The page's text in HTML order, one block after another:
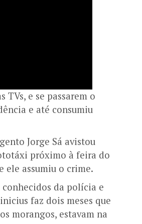
TVs, e se passarem o
e até consumiu
Jorge Sá avistou
próximo à feira do
ele assumiu o crime.
conhecidos da polícia e
faz dois meses que
morangos, estavam na